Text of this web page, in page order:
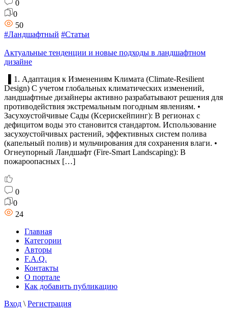
0
0
50
#Ландшафтный #Статьи
Актуальные тенденции и новые подходы в ландшафтном
дизайне
▌1. Адаптация к Изменениям Климата (Climate-Resilient
Design) С учетом глобальных климатических изменений,
ландшафтные дизайнеры активно разрабатывают решения для
противодействия экстремальным погодным явлениям. •
Засухоустойчивые Сады (Ксерискейпинг): В регионах с
дефицитом воды это становится стандартом. Использование
засухоустойчивых растений, эффективных систем полива
(капельный полив) и мульчирования для сохранения влаги. •
Огнеупорный Ландшафт (Fire-Smart Landscaping): В
пожароопасных […]
0
0
24
Главная
Категории
Авторы
F.A.Q.
Контакты
О портале
Как добавить публикацию
Вход \ Регистрация